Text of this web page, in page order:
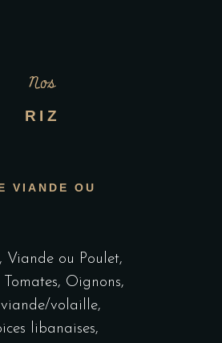
Nos
RIZ
VIANDE OU
Viande ou Poulet,
Oignons,
volaille,
libanaises,